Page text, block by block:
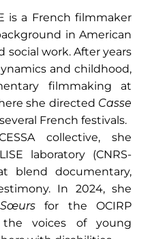
is a French filmmaker
in American
social work. After years
and childhood,
filmmaking at
she directed Casse
French festivals.
collective, she
laboratory (CNRS-
blend documentary,
In 2024, she
Sœurs for the OCIRP
the voices of young